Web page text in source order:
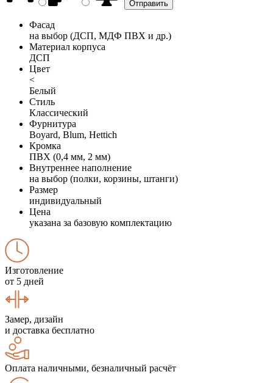
Фасад
на выбор (ДСП, МДФ ПВХ и др.)
Материал корпуса
ДСП
Цвет
<
Белый
Стиль
Классический
Фурнитура
Boyard, Blum, Hettich
Кромка
ПВХ (0,4 мм, 2 мм)
Внутреннее наполнение
на выбор (полки, корзины, штанги)
Размер
индивидуальный
Цена
указана за базовую комплектацию
Изготовление
от 5 дней
Замер, дизайн
и доставка бесплатно
Оплата наличными, безналичный расчёт